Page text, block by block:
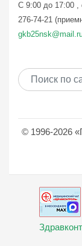
С 9:00 до 17:00 ,
276-74-21
© 1996-2026